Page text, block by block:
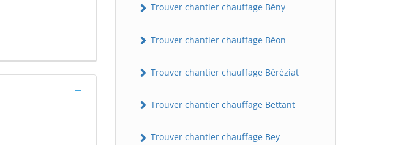
Trouver chantier chauffage Bény
Trouver chantier chauffage Béon
Trouver chantier chauffage Béréziat
Trouver chantier chauffage Bettant
Trouver chantier chauffage Bey